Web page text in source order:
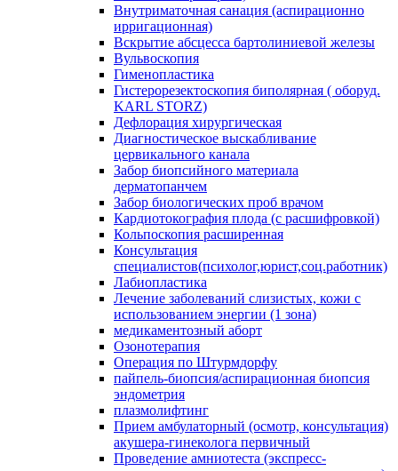
Внутриматочная санация (аспирационно
ирригационная)
Вскрытие абсцесса бартолиниевой железы
Вульвоскопия
Гименопластика
Гистерорезектоскопия биполярная ( оборуд.
KARL STORZ)
Дефлорация хирургическая
Диагностическое выскабливание
цервикального канала
Забор биопсийного материала
дерматопанчем
Забор биологических проб врачом
Кардиотокография плода (с расшифровкой)
Кольпоскопия расширенная
Консультация
специалистов(психолог,юрист,соц.работник)
Лабиопластика
Лечение заболеваний слизистых, кожи с
использованием энергии (1 зона)
медикаментозный аборт
Озонотерапия
Операция по Штурмдорфу
пайпель-биопсия/аспирационная биопсия
эндометрия
плазмолифтинг
Прием амбулаторный (осмотр, консультация)
акушера-гинеколога первичный
Проведение амниотеста (экспресс-